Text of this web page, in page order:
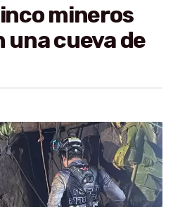
mineros
una cueva de